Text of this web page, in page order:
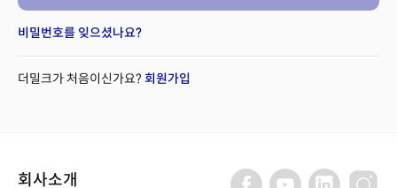
비밀번호를 잊으셨나요?
더밀크가 처음이신가요? 회원가입
회사소개